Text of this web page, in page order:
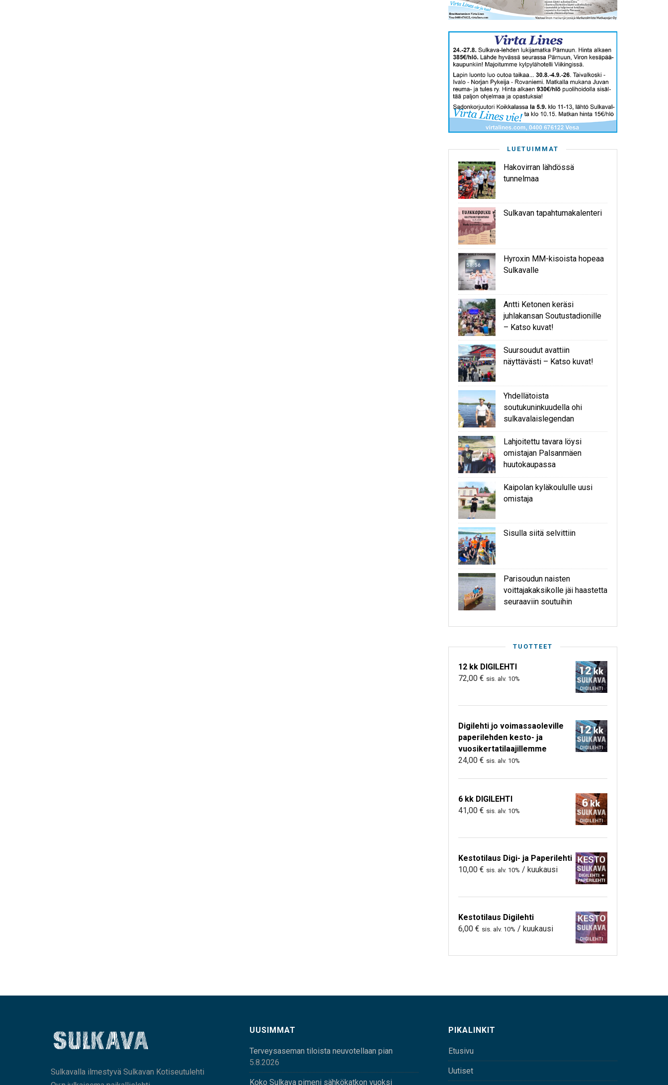
LUETUIMMAT
Hakovirran lähdössä
tunnelmaa
Sulkavan tapahtumakalenteri
Hyroxin MM-kisoista hopeaa
Sulkavalle
Antti Ketonen keräsi
juhlakansan Soutustadionille
– Katso kuvat!
Suursoudut avattiin
näyttävästi – Katso kuvat!
Yhdellätoista
soutukuninkuudella ohi
sulkavalaislegendan
Lahjoitettu tavara löysi
omistajan Palsanmäen
huutokaupassa
Kaipolan kyläkoululle uusi
omistaja
Sisulla siitä selvittiin
Parisoudun naisten
voittajakaksikolle jäi haastetta
seuraaviin soutuihin
TUOTTEET
12 kk DIGILEHTI
72,00 € sis. alv. 10%
Digilehti jo voimassaoleville
paperilehden kesto- ja
vuosikertatilaajillemme
24,00 € sis. alv. 10%
6 kk DIGILEHTI
41,00 € sis. alv. 10%
Kestotilaus Digi- ja Paperilehti
10,00 € sis. alv. 10% / kuukausi
Kestotilaus Digilehti
6,00 € sis. alv. 10% / kuukausi
Sulkavalla ilmestyvä Sulkavan Kotiseutulehti
UUSIMMAT
Terveysaseman tiloista neuvotellaan pian
5.8.2026
Koko Sulkava pimeni sähkökatkon vuoksi
PIKALINKIT
Etusivu
Uutiset